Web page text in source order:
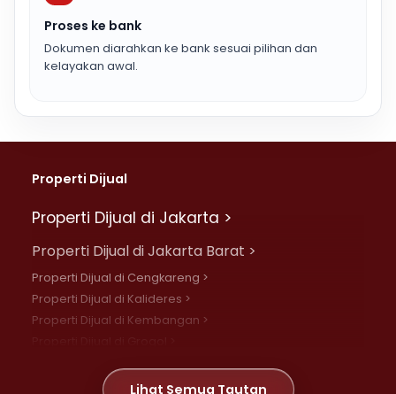
Proses ke bank
Dokumen diarahkan ke bank sesuai pilihan dan
kelayakan awal.
Properti Dijual
Properti Dijual di Jakarta >
Properti Dijual di Jakarta Barat >
Properti Dijual di Cengkareng >
Properti Dijual di Kalideres >
Properti Dijual di Kembangan >
Properti Dijual di Meruya >Lihat Semua Tautan